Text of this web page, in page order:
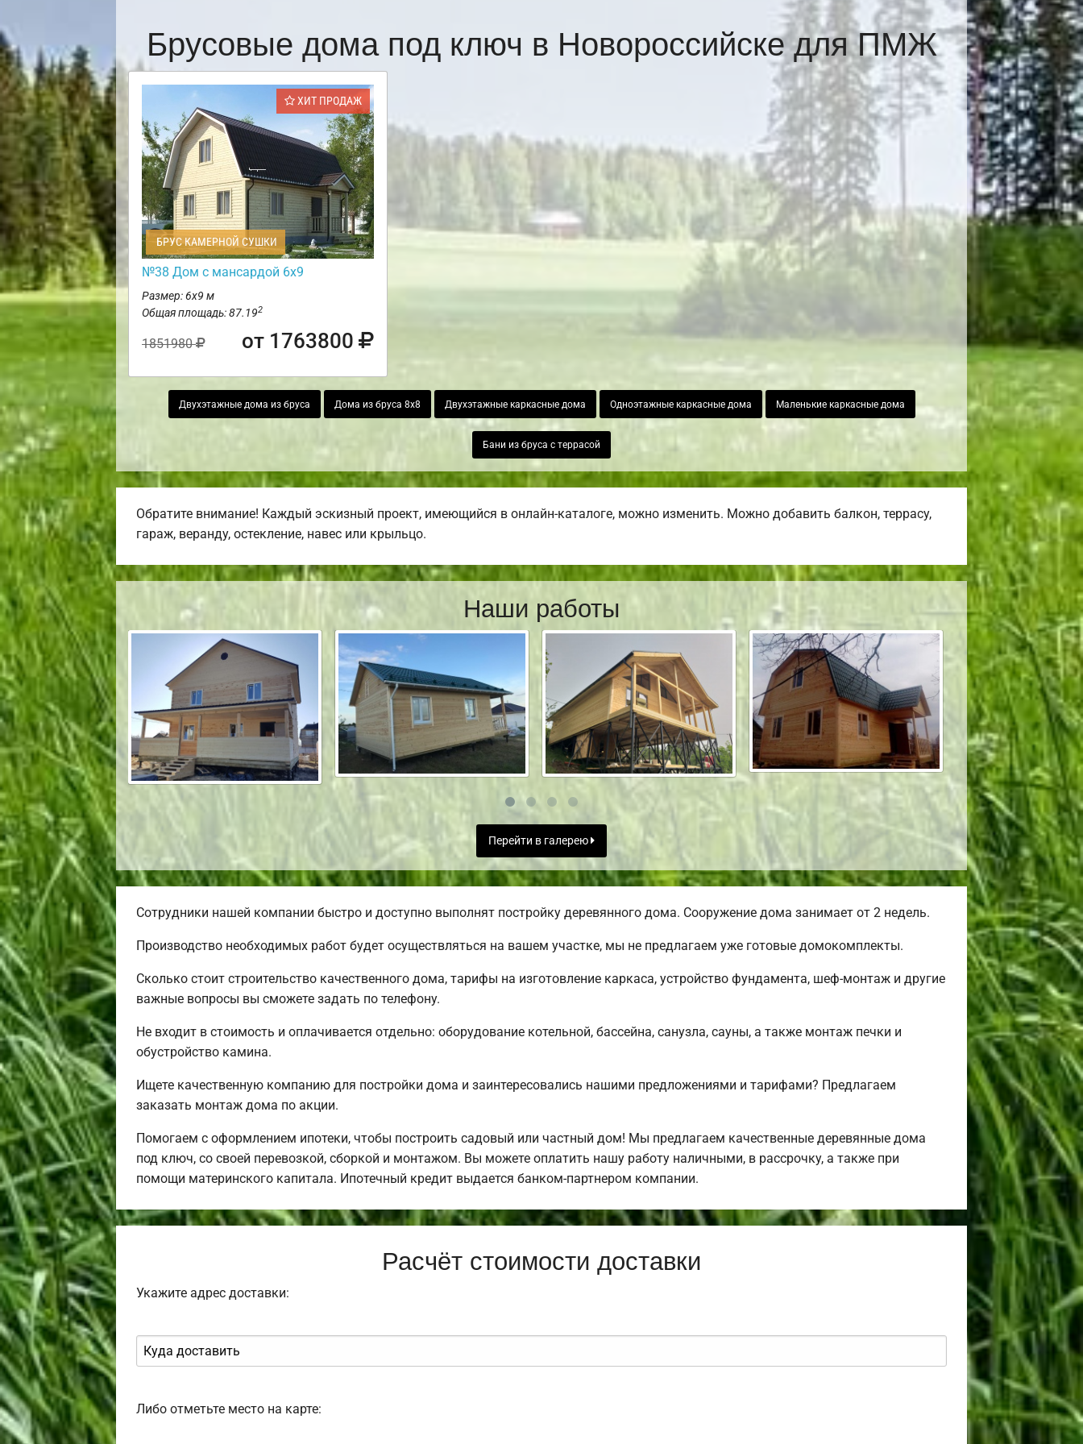
Брусовые дома под ключ в Новороссийске для ПМЖ
ХИТ ПРОДАЖ
БРУС КАМЕРНОЙ СУШКИ
№38 Дом с мансардой 6х9
Размер: 6х9 м
Общая площадь: 87.192
1851980 от 1763800
Двухэтажные дома из бруса Дома из бруса 8х8 Двухэтажные каркасные дома Одноэтажные каркасные дома Маленькие каркасные дома
Бани из бруса с террасой
Обратите внимание! Каждый эскизный проект, имеющийся в онлайн-каталоге, можно изменить. Можно добавить балкон, террасу,
гараж, веранду, остекление, навес или крыльцо.
Наши работы
Перейти в галерею
Сотрудники нашей компании быстро и доступно выполнят постройку деревянного дома. Сооружение дома занимает от 2 недель.
Производство необходимых работ будет осуществляться на вашем участке, мы не предлагаем уже готовые домокомплекты.
Сколько стоит строительство качественного дома, тарифы на изготовление каркаса, устройство фундамента, шеф-монтаж и другие
важные вопросы вы сможете задать по телефону.
Не входит в стоимость и оплачивается отдельно: оборудование котельной, бассейна, санузла, сауны, а также монтаж печки и
обустройство камина.
Ищете качественную компанию для постройки дома и заинтересовались нашими предложениями и тарифами? Предлагаем
заказать монтаж дома по акции.
Помогаем с оформлением ипотеки, чтобы построить садовый или частный дом! Мы предлагаем качественные деревянные дома
под ключ, со своей перевозкой, сборкой и монтажом. Вы можете оплатить нашу работу наличными, в рассрочку, а также при
помощи материнского капитала. Ипотечный кредит выдается банком-партнером компании.
Расчёт стоимости доставки
Укажите адрес доставки:
Либо отметьте место на карте: